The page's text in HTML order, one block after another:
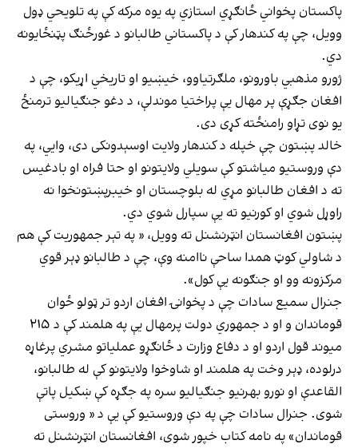
پاکستان پخواني ځانګړي استازي په یوه مرکه کې په تلویحي ډول
وویل، چې په کندهار کې د پاکستاني طالبانو د غورځنګ پټنځایونه
دي.
ژورو مذهبي باورونو، ملګرتیاوو، خیښیو او تاریخي اړیکو، چې د
افغان جګړې پر مهال یې پراختیا موندلې، د دغو جنګیالیو ترمنځ
یو نوی تړاو رامنځته کړی دی.
خالد پښتون چې خپله د کندهار ولایت اوسېدونکی دی، وايي، په
دې وروستیو میاشتو کې سویلي ولایتونو او حتا فراه او بادغیس
ته د افغان طالبانو مړي له بلوچستان او خیبرپښتونخوا نه
راوړل شوي او کورنیو ته یې سپارل شوي دي.
پښتون افغانستان انټرنشنل ته وویل، « په تېر جمهوریت کې هم
د شاولي کوټ همدا ساحې ناامنه وې، چې د طالبانو ډېر قوي
مرکزونه وو او جنګونه یې کول».
جنرال سمیع سادات چې د پخوانۍ افغان اردو تر ټولو ځوان
قوماندان و او د جمهوري دولت پرمهال یې په هلمند کې د ۲۱۵
میوند قول اردو او د دفاع وزارت د ځانګړو عملیاتو مشري پرغاړه
درلوده، ډېر وخت په هلمند او شاوخوا ولایتونو کې له طالبانو،
القاعدې او نورو بهرنیو جنګیالیو سره په جګړه کې ښکیل پاتې
شوی. جنرال سادات چې په دې وروستیو کې یې د « وروستی
قوماندان» په نامه کتاب خپور شوی، افغانستان انټرنشنل ته